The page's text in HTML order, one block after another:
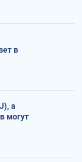
в
а
могут